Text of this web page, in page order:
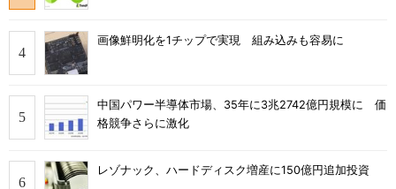
画像鮮明化を1チップで実現 組み込みも容易に
中国パワー半導体市場、35年に3兆2742億円規模に 価
格競争さらに激化
レゾナック、ハードディスク増産に150億円追加投資